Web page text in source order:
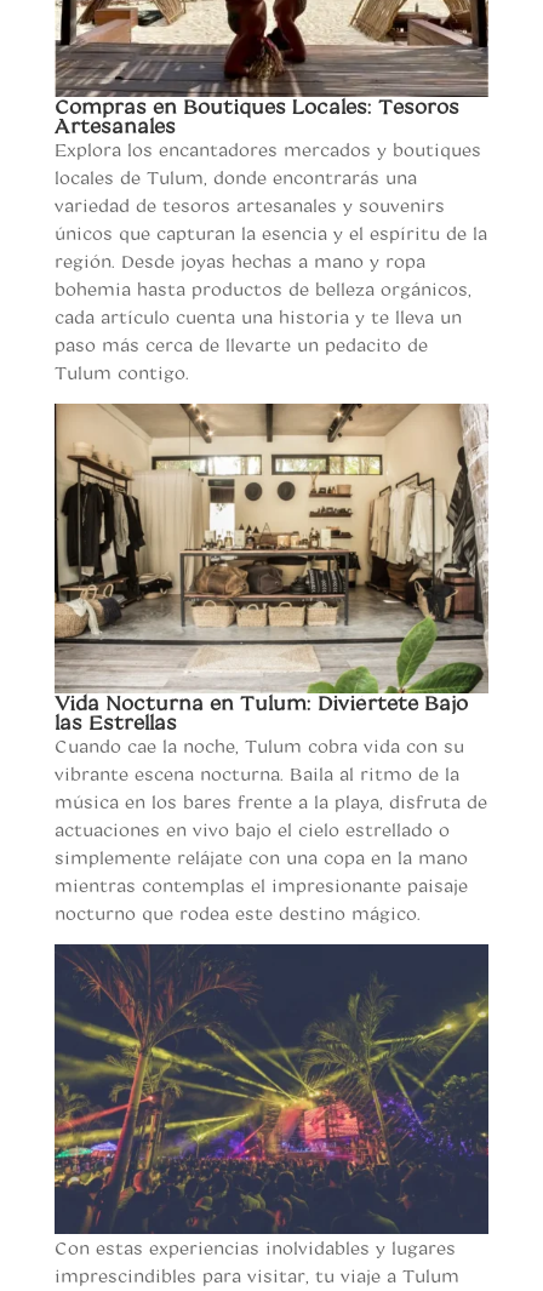
Compras en Boutiques Locales: Tesoros
Artesanales
Explora los encantadores mercados y boutiques
locales de Tulum, donde encontrarás una
variedad de tesoros artesanales y souvenirs
únicos que capturan la esencia y el espíritu de la
región. Desde joyas hechas a mano y ropa
bohemia hasta productos de belleza orgánicos,
cada artículo cuenta una historia y te lleva un
paso más cerca de llevarte un pedacito de
Tulum contigo.
Vida Nocturna en Tulum: Diviértete Bajo
las Estrellas
Cuando cae la noche, Tulum cobra vida con su
vibrante escena nocturna. Baila al ritmo de la
música en los bares frente a la playa, disfruta de
actuaciones en vivo bajo el cielo estrellado o
simplemente relájate con una copa en la mano
mientras contemplas el impresionante paisaje
nocturno que rodea este destino mágico.
Con estas experiencias inolvidables y lugares
imprescindibles para visitar, tu viaje a Tulum